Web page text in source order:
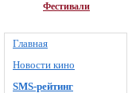
Фестивали
Главная
Новости кино
SMS-рейтинг